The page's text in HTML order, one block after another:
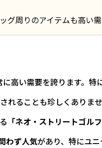
グ周りのアイテムも高い
高い需要を誇ります。特
れることも珍しくありま
「ネオ・ストリートゴル
わず人気があり、特にユ